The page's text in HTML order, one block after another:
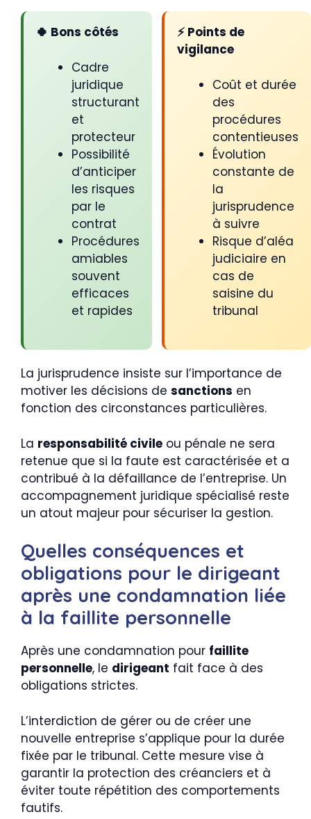
🍀 Bons côtés
Cadre
juridique
structurant
et
protecteur
Possibilité
d’anticiper
les risques
par le
contrat
Procédures
amiables
souvent
efficaces
et rapides
⚡ Points de
vigilance
Coût et durée
des
procédures
contentieuses
Évolution
constante de
la
jurisprudence
à suivre
Risque d’aléa
judiciaire en
cas de
saisine du
tribunal
La jurisprudence insiste sur l’importance de
motiver les décisions de sanctions en
fonction des circonstances particulières.
La responsabilité civile ou pénale ne sera
retenue que si la faute est caractérisée et a
contribué à la défaillance de l’entreprise. Un
accompagnement juridique spécialisé reste
un atout majeur pour sécuriser la gestion.
Quelles conséquences et
obligations pour le dirigeant
après une condamnation liée
à la faillite personnelle
Après une condamnation pour faillite
personnelle, le dirigeant fait face à des
obligations strictes.
L’interdiction de gérer ou de créer une
nouvelle entreprise s’applique pour la durée
fixée par le tribunal. Cette mesure vise à
garantir la protection des créanciers et à
éviter toute répétition des comportements
fautifs.